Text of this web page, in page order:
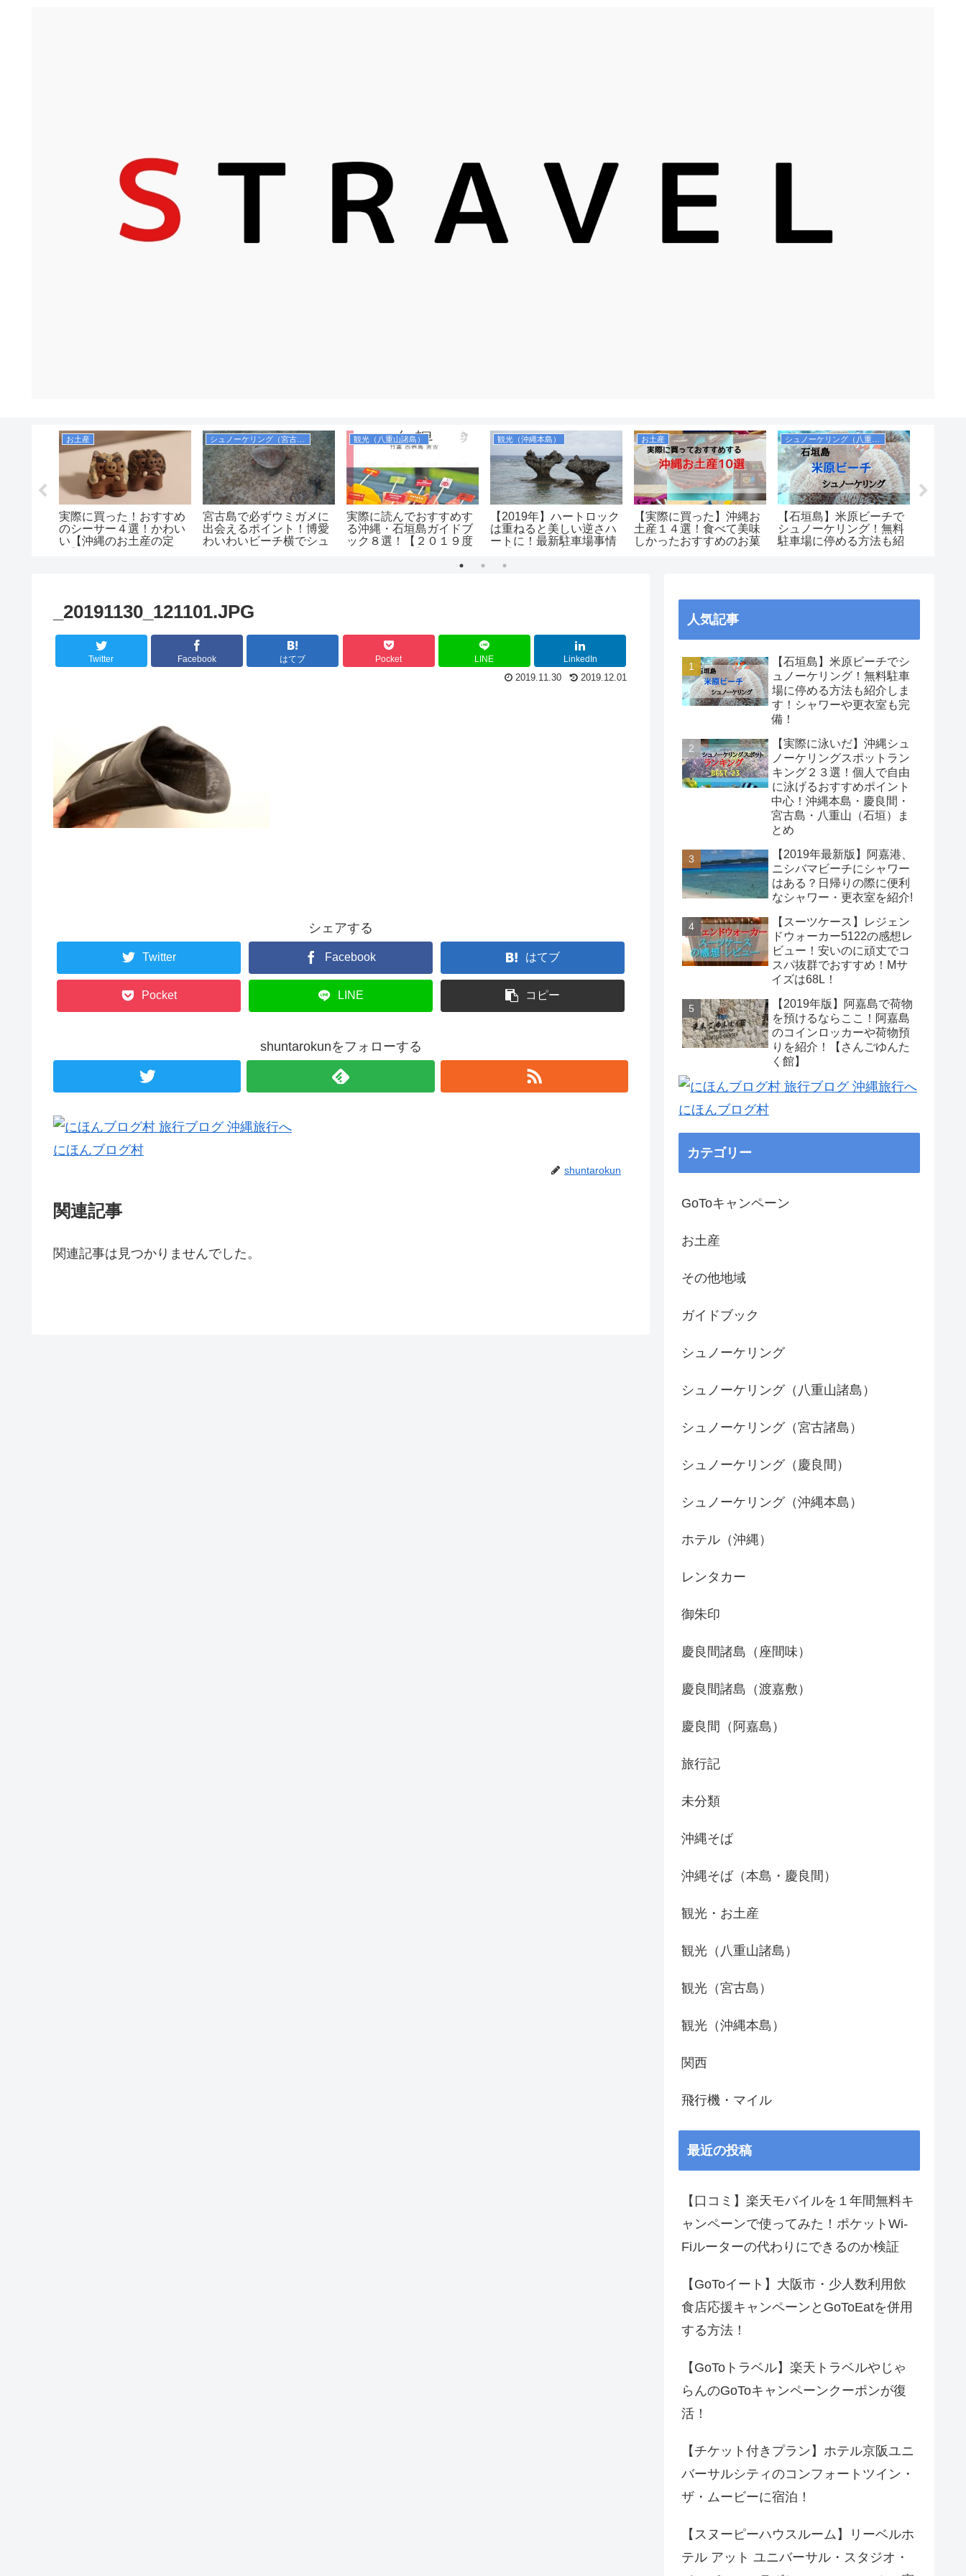
お土産
実際に買った！おすすめ
のシーサー４選！かわい
い【沖縄のお土産の定
シュノーケリング（宮古諸島）
宮古島で必ずウミガメに
出会えるポイント！博愛
わいわいビーチ横でシュ
観光（八重山諸島）
実際に読んでおすすめす
る沖縄・石垣島ガイドブ
ック８選！【２０１９度
観光（沖縄本島）
【2019年】ハートロック
は重ねると美しい逆さハ
ートに！最新駐車場事情
お土産
【実際に買った】沖縄お
土産１４選！食べて美味
しかったおすすめのお菓
シュノーケリング（八重山諸島）
【石垣島】米原ビーチで
シュノーケリング！無料
駐車場に停める方法も紹
_20191130_121101.JPG
Twitter Facebook はてブ Pocket LINE
LinkedIn
2019.12.01
2019.11.30
シェアする
Twitter Facebook はてブ
Pocket LINE コピー
shuntarokunをフォローする
にほんブログ村
shuntarokun
関連記事
関連記事は見つかりませんでした。
人気記事
【石垣島】米原ビーチでシ
ュノーケリング！無料駐車
場に停める方法も紹介しま
す！シャワーや更衣室も完
備！
【実際に泳いだ】沖縄シュ
ノーケリングスポットラン
キング２３選！個人で自由
に泳げるおすすめポイント
中心！沖縄本島・慶良間・
宮古島・八重山（石垣）ま
とめ
【2019年最新版】阿嘉港、
ニシバマビーチにシャワー
はある？日帰りの際に便利
なシャワー・更衣室を紹介!
【スーツケース】レジェン
ドウォーカー5122の感想レ
ビュー！安いのに頑丈でコ
スパ抜群でおすすめ！Mサ
イズは68L！
【2019年版】阿嘉島で荷物
を預けるならここ！阿嘉島
のコインロッカーや荷物預
りを紹介！【さんごゆんた
く館】
にほんブログ村
カテゴリー
GoToキャンペーン
お土産
その他地域
ガイドブック
シュノーケリング
シュノーケリング（八重山諸島）
シュノーケリング（宮古諸島）
シュノーケリング（慶良間）
シュノーケリング（沖縄本島）
ホテル（沖縄）
レンタカー
御朱印
慶良間諸島（座間味）
慶良間諸島（渡嘉敷）
慶良間（阿嘉島）
旅行記
未分類
沖縄そば
沖縄そば（本島・慶良間）
観光・お土産
観光（八重山諸島）
観光（宮古島）
観光（沖縄本島）
関西
飛行機・マイル
最近の投稿
【口コミ】楽天モバイルを１年間無料キ
ャンペーンで使ってみた！ポケットWi-
Fiルーターの代わりにできるのか検証
【GoToイート】大阪市・少人数利用飲
食店応援キャンペーンとGoToEatを併用
する方法！
【GoToトラベル】楽天トラベルやじゃ
らんのGoToキャンペーンクーポンが復
活！
【チケット付きプラン】ホテル京阪ユニ
バーサルシティのコンフォートツイン・
ザ・ムービーに宿泊！
【スヌーピーハウスルーム】リーベルホ
テル アット ユニバーサル・スタジオ・